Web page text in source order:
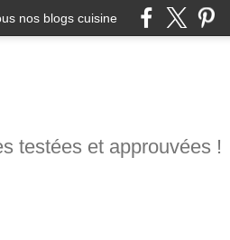
nos blogs cuisine
testées et approuvées !